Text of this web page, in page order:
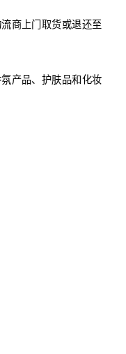
商上门取货或退还至
产品、护肤品和化妆